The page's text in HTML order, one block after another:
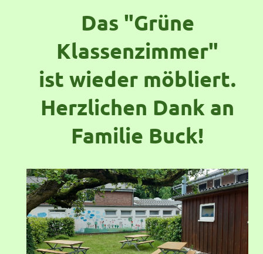
Das "Grüne
Klassenzimmer"
ist wieder möbliert.
Herzlichen Dank an
Familie Buck!